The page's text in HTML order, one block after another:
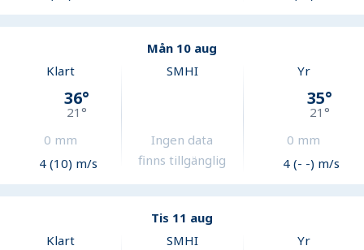
Mån 10 aug
Klart
36°
21°
0 mm
4 (10) m/s
SMHI
Ingen data
finns tillgänglig
Yr
35°
21°
0 mm
4 (- -) m/s
Tis 11 aug
Klart
SMHI Yr